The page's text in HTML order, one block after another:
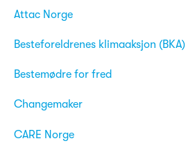
Attac Norge
Besteforeldrenes klimaaksjon (BKA)
Bestemødre for fred
Changemaker
CARE Norge